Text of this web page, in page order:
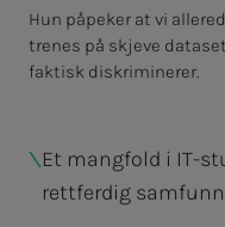
Hun påpeker at vi
trenes på skjeve
faktisk diskriminerer.
Et mangfold i IT-
rettferdig